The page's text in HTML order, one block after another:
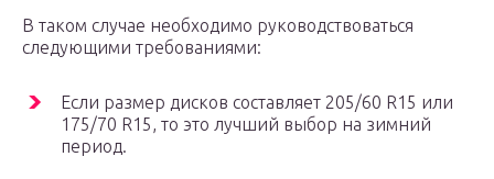
В таком случае необходимо руководствоваться
следующими требованиями:
Если размер дисков составляет 205/60 R15 или
175/70 R15, то это лучший выбор на зимний
период.